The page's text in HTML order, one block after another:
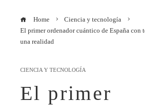
Home
Ciencia y tecnología
El primer ordenador cuántico de España con
una realidad
CIENCIA Y TECNOLOGÍA
El primer